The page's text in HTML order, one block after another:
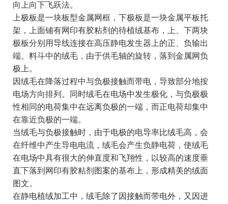
向上向下飞跃法。
上极板是一块板型金属网框，下极板是一块金属平板托
架，上面铺有网印有胶粘剂的待植绒基布，上、下两块
极板分别用导线连接在高压静电发生器上的正、负输出
端。料斗中的绒毛，由于供毛轴的旋转，落到金属网负
极上。
因绒毛在降落过程中与负极接触而带电，导致部分地按
电场方向排列。同时绒毛在电场中发生极化，与负极极
性相同的电荷集中在远离负极的一端，而正电荷却集中
在靠近负极的一端。
当绒毛与负极接触时，由于电极的电导率比绒毛高，会
在纤维中产生导电电流，绒毛会产生负静电荷，使绒毛
在电场中具有很大的伸直度和飞翔性，以较高的速度垂
直下落到网印有胶粘剂图案的基布上，形成精美的绒面
图文。
在静电植绒加工中，绒毛除了因接触而带电外，又因进